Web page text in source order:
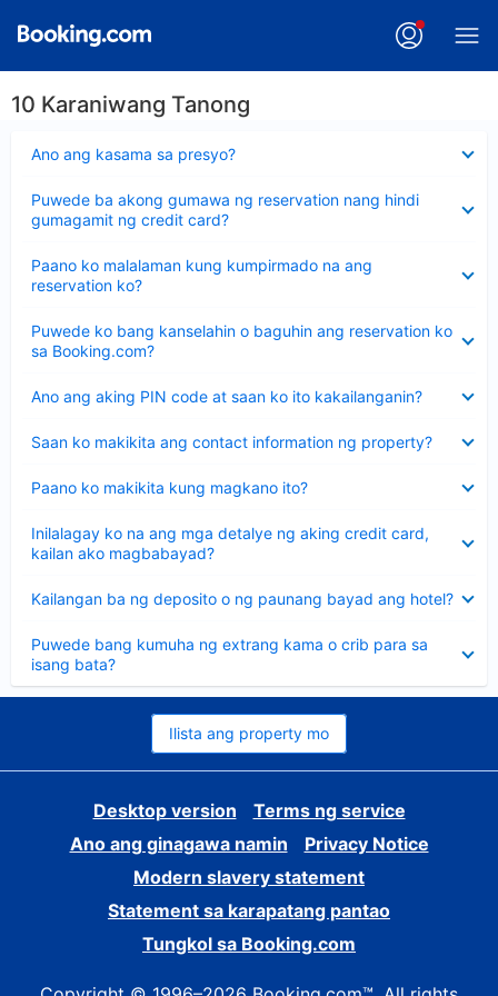
10 Karaniwang Tanong
Ano ang kasama sa presyo?
ang
Puwede ba akong gumawa ng reservation nang hindi
gumagamit ng credit card?
ang
sagot
Paano ko malalaman kung kumpirmado na ang
reservation ko?
ang
sagot
Puwede ko bang kanselahin o baguhin ang reservation ko
sa Booking.com?
ang
sagot
Ano ang aking PIN code at saan ko ito kakailanganin?
ang
Saan ko makikita ang contact information ng property?
ang
Paano ko makikita kung magkano ito?
ang
Inilalagay ko na ang mga detalye ng aking credit card,
kailan ako magbabayad?
ang
sagot
Kailangan ba ng deposito o ng paunang bayad ang hotel?
ang
Puwede bang kumuha ng extrang kama o crib para sa
isang bata?
ang
sagot
Ilista ang property mo
Desktop version
Terms ng service
Ano ang ginagawa namin
Privacy Notice
Modern slavery statement
Statement sa karapatang pantao
Tungkol sa Booking.com